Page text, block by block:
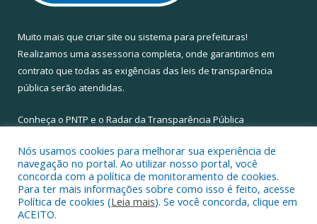
Muito mais que criar site ou sistema para prefeituras!
Realizamos uma assessoria completa, onde garantimos em
contrato que todas as exigências das leis de transparência
pública serão atendidas.
Conheça o PNTP e o Radar da Transparência Pública
Todos os direitos reservados a Câmara Municipal de Santa Maria
do Pará.
Nós usamos cookies para melhorar sua experiência de
navegação no portal. Ao utilizar nosso portal, você
concorda com a política de monitoramento de cookies.
Para ter mais informações sobre como isso é feito, acesse
Política de cookies (Leia mais). Se você concorda, clique em
ACEITO.